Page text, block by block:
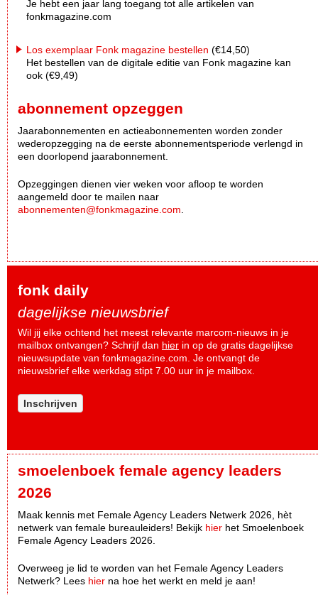
Je hebt een jaar lang toegang tot alle artikelen van
fonkmagazine.com
Los exemplaar Fonk magazine bestellen (€14,50)
Het bestellen van de digitale editie van Fonk magazine kan
ook (€9,49)
abonnement opzeggen
Jaarabonnementen en actieabonnementen worden zonder
wederopzegging na de eerste abonnementsperiode verlengd in
een doorlopend jaarabonnement.
Opzeggingen dienen vier weken voor afloop te worden
aangemeld door te mailen naar
abonnementen@fonkmagazine.com
fonk daily
dagelijkse nieuwsbrief
Wil jij elke ochtend het meest relevante marcom-nieuws in je
mailbox ontvangen? Schrijf dan hier in op de gratis dagelijkse
nieuwsupdate van fonkmagazine.com. Je ontvangt de
nieuwsbrief elke werkdag stipt 7.00 uur in je mailbox.
Inschrijven
smoelenboek female agency leaders
2026
Maak kennis met Female Agency Leaders Netwerk 2026, hèt
netwerk van female bureauleiders! Bekijk hier het Smoelenboek
Female Agency Leaders 2026.
Overweeg je lid te worden van het Female Agency Leaders
Netwerk? Lees hier na hoe het werkt en meld je aan!